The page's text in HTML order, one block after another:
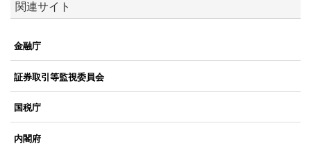
関連サイト
金融庁
証券取引等監視委員会
国税庁
内閣府